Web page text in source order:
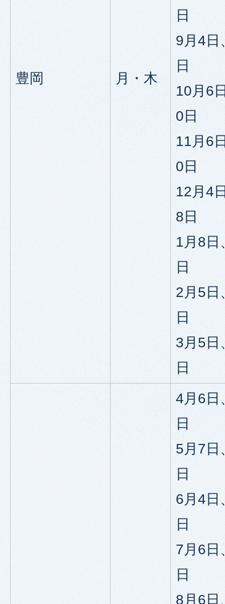
豊岡 月・木
日
9月4日
日
10月6
0日
11月6
0日
12月4
8日
1月8日
日
2月5日
日
3月5日
日
4月6日
日
5月7日
日
6月4日
日
7月6日
日
8月6日